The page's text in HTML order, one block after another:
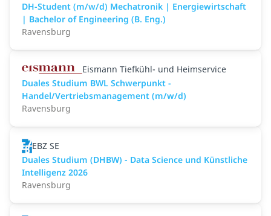
DH-Student (m/w/d) Mechatronik | Energiewirtschaft
| Bachelor of Engineering (B. Eng.)
Ravensburg
Eismann Tiefkühl- und Heimservice
Duales Studium BWL Schwerpunkt -
Handel/Vertriebsmanagement (m/w/d)
Ravensburg
EBZ SE
Duales Studium (DHBW) - Data Science und Künstliche
Intelligenz 2026
Ravensburg